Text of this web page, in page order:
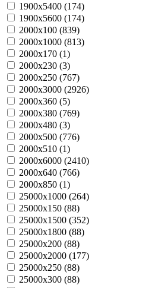
1900х5400 (174)
1900х5600 (174)
2000х100 (839)
2000х1000 (813)
2000х170 (1)
2000х230 (3)
2000х250 (767)
2000х3000 (2926)
2000х360 (5)
2000х380 (769)
2000х480 (3)
2000х500 (776)
2000х510 (1)
2000х6000 (2410)
2000х640 (766)
2000х850 (1)
25000х1000 (264)
25000х150 (88)
25000х1500 (352)
25000х1800 (88)
25000х200 (88)
25000х2000 (177)
25000х250 (88)
25000х300 (88)